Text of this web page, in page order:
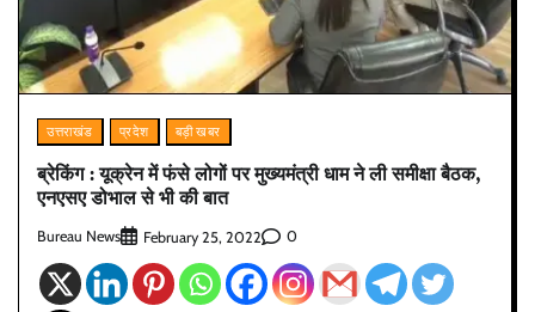
उत्तराखंड प्रदेश बड़ी खबर
ब्रेकिंग : यूक्रेन में फंसे लोगों पर मुख्यमंत्री धाम ने ली समीक्षा बैठक,
एनएसए डोभाल से भी की बात
Bureau News February 25, 2022 0